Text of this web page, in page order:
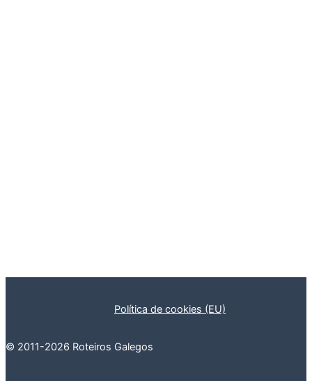
Política de cookies (EU)
© 2011-2026 Roteiros Galegos